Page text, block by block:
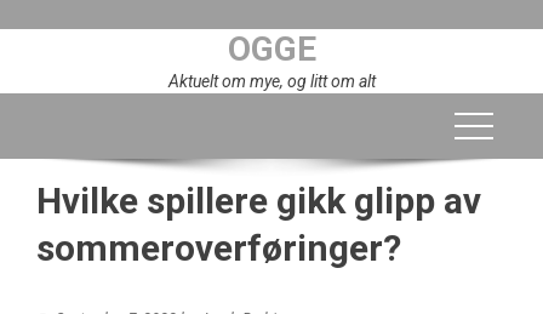
OGGE
Aktuelt om mye, og litt om alt
Hvilke spillere gikk glipp av
sommeroverføringer?